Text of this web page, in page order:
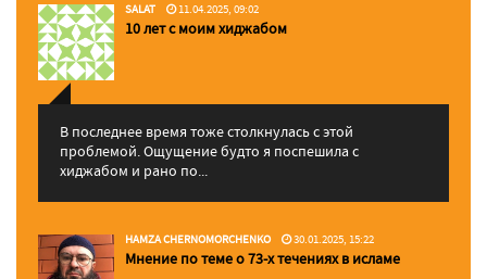
SALAT 11.04.2025, 09:02
10 лет с моим хиджабом
В последнее время тоже столкнулась с этой
проблемой. Ощущение будто я поспешила с
хиджабом и рано по...
HAMZA CHERNOMORCHENKO 30.01.2025, 15:22
Мнение по теме о 73-х течениях в исламе